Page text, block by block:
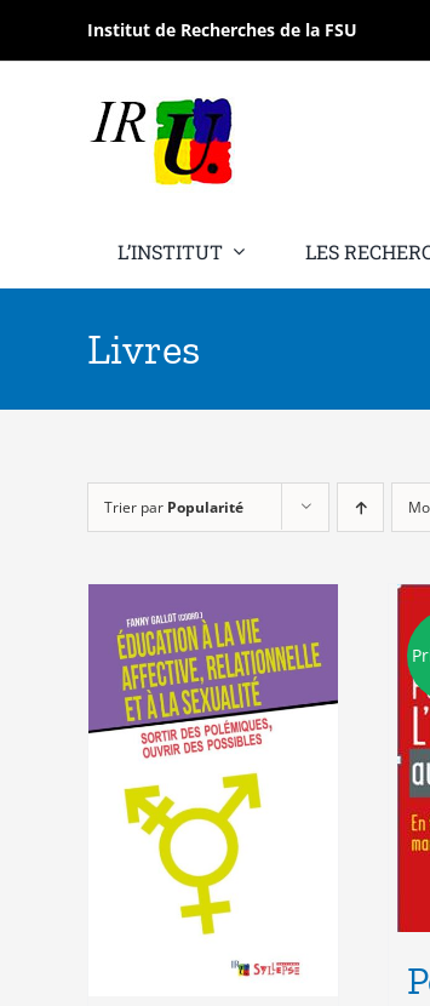
contenu
Institut de Recherches de la FSU
L’INSTITUT LES
Livres
Trier par Popularité